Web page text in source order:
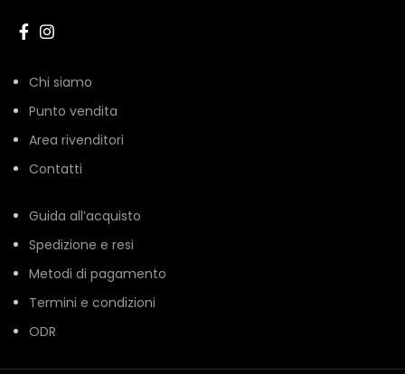
Chi siamo
Punto vendita
Area rivenditori
Contatti
Guida all’acquisto
Spedizione e resi
Metodi di pagamento
Termini e condizioni
ODR